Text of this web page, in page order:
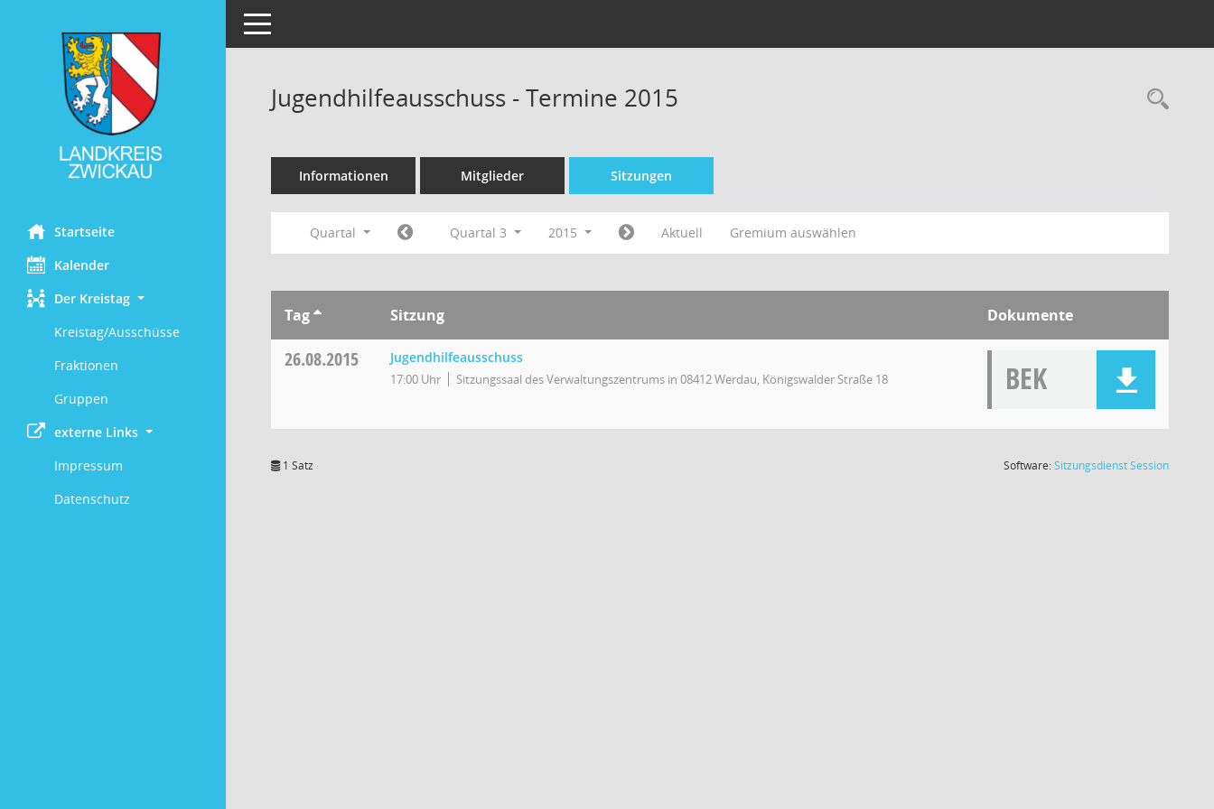
Startseite
Kalender
Der Kreistag
Kreistag/Ausschüsse
Fraktionen
Gruppen
externe Links
Impressum
Datenschutz
Toggle navigation
Jugendhilfeausschuss - Termine 2015
Informationen Mitglieder Sitzungen
Quartal Quartal 3 2015 Aktuell Gremium auswählen
Tag Sitzung Dokumente
26.08.2015 Jugendhilfeausschuss
17:00 Uhr Sitzungssaal des Verwaltungszentrums in 08412 Werdau, Königswalder Straße 18 BEK
1 Satz Software:SitzungsdienstSession(Wird in